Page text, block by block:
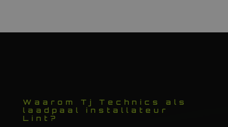
Waarom Tj Technics als
laadpaal installateur
Lint?